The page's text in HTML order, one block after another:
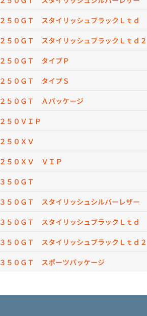
２５０ＧＴ スタイリッシュブラックＬｔｄ
２５０ＧＴ スタイリッシュブラックＬｔｄ２
２５０ＧＴ タイプＰ
２５０ＧＴ タイプＳ
２５０ＧＴ Ａパッケージ
２５０ＶＩＰ
２５０ＸＶ
２５０ＸＶ ＶＩＰ
３５０ＧＴ
３５０ＧＴ スタイリッシュシルバーレザー
３５０ＧＴ スタイリッシュブラックＬｔｄ
３５０ＧＴ スタイリッシュブラックＬｔｄ２
３５０ＧＴ スポーツパッケージ